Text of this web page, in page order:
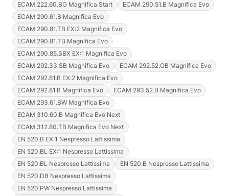
ECAM 222.60.BG Magnifica Start
ECAM 290.51.B Magnifica Evo
ECAM 290.61.B Magnifica Evo
ECAM 290.81.TB EX:2 Magnifica Evo
ECAM 290.81.TB Magnifica Evo
ECAM 290.85.SBX EX:1 Magnifica Evo
ECAM 292.33.SB Magnifica Evo
ECAM 292.52.GB Magnifica Evo
ECAM 292.81.B EX:2 Magnifica Evo
ECAM 292.81.B Magnifica Evo
ECAM 293.52.B Magnifica Evo
ECAM 293.61.BW Magnifica Evo
ECAM 310.60.B Magnifica Evo Next
ECAM 312.80.TB Magnifica Evo Next
EN 520.B EX:1 Nespresso Lattissima
EN 520.BL EX:1 Nespresso Lattissima
EN 520.BL Nespresso Lattissima
EN 520.B Nespresso Lattissima
EN 520.DB Nespresso Lattissima
EN 520.PW Nespresso Lattissima